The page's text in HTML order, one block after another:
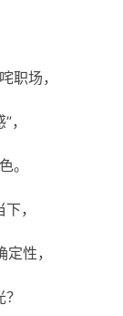
职场，
，
。
，
性，